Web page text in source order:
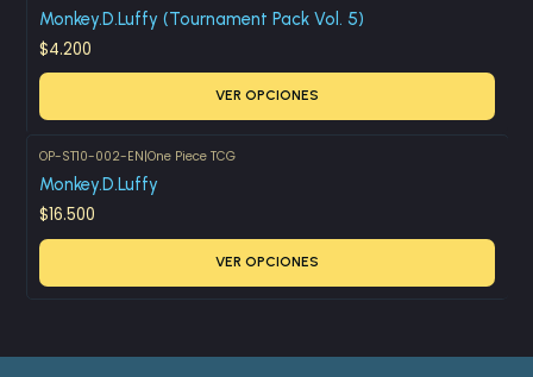
Monkey.D.Luffy (Tournament Pack Vol. 5)
$4.200
VER OPCIONES
OP-ST10-002-EN|One Piece TCG
Monkey.D.Luffy
$16.500
VER OPCIONES